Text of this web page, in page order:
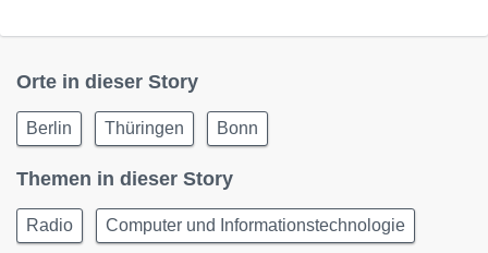
Orte in dieser Story
Berlin Thüringen Bonn
Themen in dieser Story
Radio Computer und Informationstechnologie